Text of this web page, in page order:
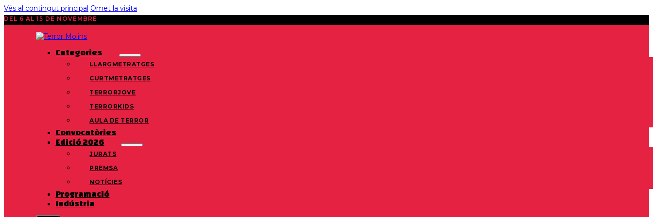
Vés al contingut principal Omet la visita
DEL 6 AL 15 DE NOVEMBRE
Categories
LLARGMETRATGES
CURTMETRATGES
TERRORJOVE
TERRORKIDS
AULA DE TERROR
Convocatòries
Edició 2026
JURATS
PREMSA
NOTÍCIES
Programació
Indústria